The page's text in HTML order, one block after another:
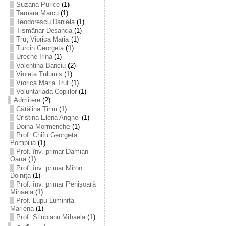
Suzana Purice(1)
Tamara Marcu(1)
Teodorescu Daniela(1)
Tismănar Desanca(1)
Truț Viorica Maria(1)
Turcin Georgeta(1)
Ureche Irina(1)
Valentina Banciu(2)
Violeta Tulumis (1)
Viorica Maria Truț(1)
Voluntariada Copiilor(1)
Admitere(2)
Cătălina Tirim (1)
Cristina Elena Anghel (1)
Doina Mormenche(1)
Prof. Chifu Georgeta
Pompilia(1)
Prof. înv. primar Damian
Oana(1)
Prof. înv. primar Miron
Doinița(1)
Prof. înv. primar Penișoară
Mihaela(1)
Prof. Lupu Luminița
Marlena(1)
Prof. Știubianu Mihaela(1)